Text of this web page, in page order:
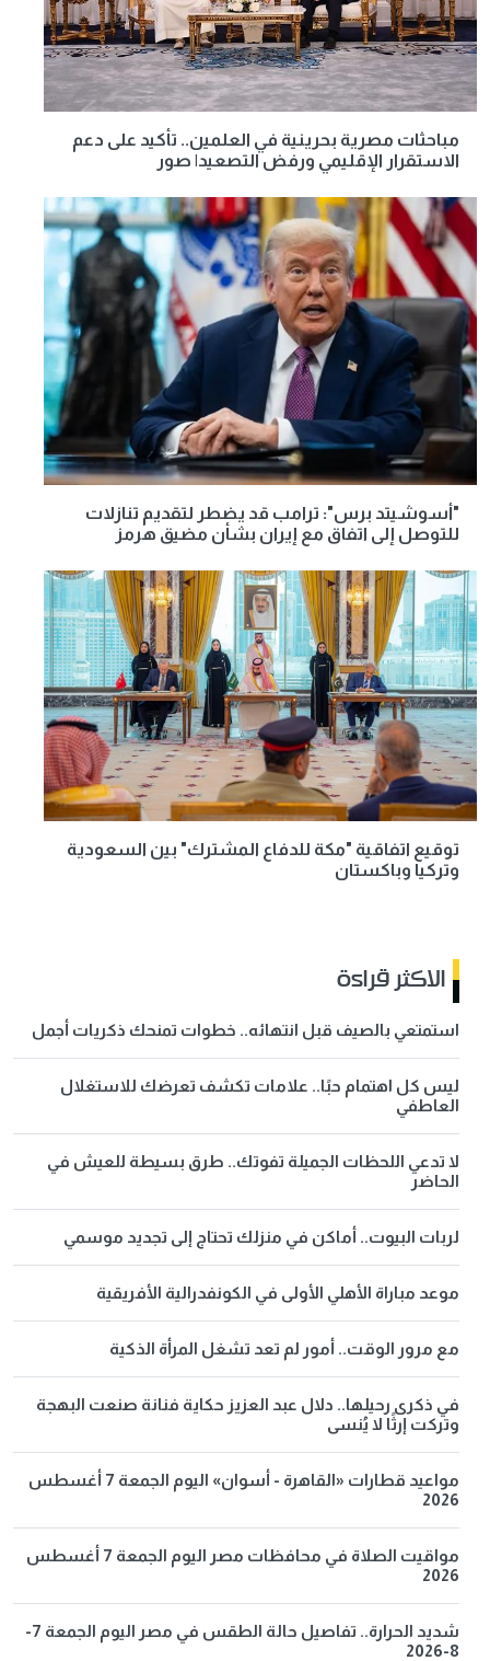
مباحثات مصرية بحرينية في العلمين.. تأكيد على دعم
الاستقرار الإقليمي ورفض التصعيد| صور
"أسوشيتد برس": ترامب قد يضطر لتقديم تنازلات
للتوصل إلى اتفاق مع إيران بشأن مضيق هرمز
توقيع اتفاقية "مكة للدفاع المشترك" بين السعودية
وتركيا وباكستان
الاكثر قراءة
استمتعي بالصيف قبل انتهائه.. خطوات تمنحك ذكريات أجمل
ليس كل اهتمام حبًا.. علامات تكشف تعرضك للاستغلال
العاطفي
لا تدعي اللحظات الجميلة تفوتك.. طرق بسيطة للعيش في
الحاضر
لربات البيوت.. أماكن في منزلك تحتاج إلى تجديد موسمي
موعد مباراة الأهلي الأولى في الكونفدرالية الأفريقية
مع مرور الوقت.. أمور لم تعد تشغل المرأة الذكية
في ذكرى رحيلها.. دلال عبد العزيز حكاية فنانة صنعت البهجة
وتركت إرثًا لا يُنسى
مواعيد قطارات «القاهرة - أسوان» اليوم الجمعة 7 أغسطس
2026
مواقيت الصلاة في محافظات مصر اليوم الجمعة 7 أغسطس
2026
شديد الحرارة.. تفاصيل حالة الطقس في مصر اليوم الجمعة 7-
8-2026